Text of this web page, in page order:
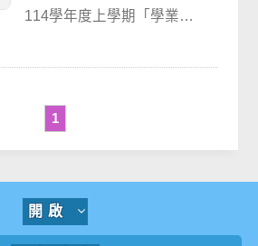
114學年度上學期「學業成
1
開啟